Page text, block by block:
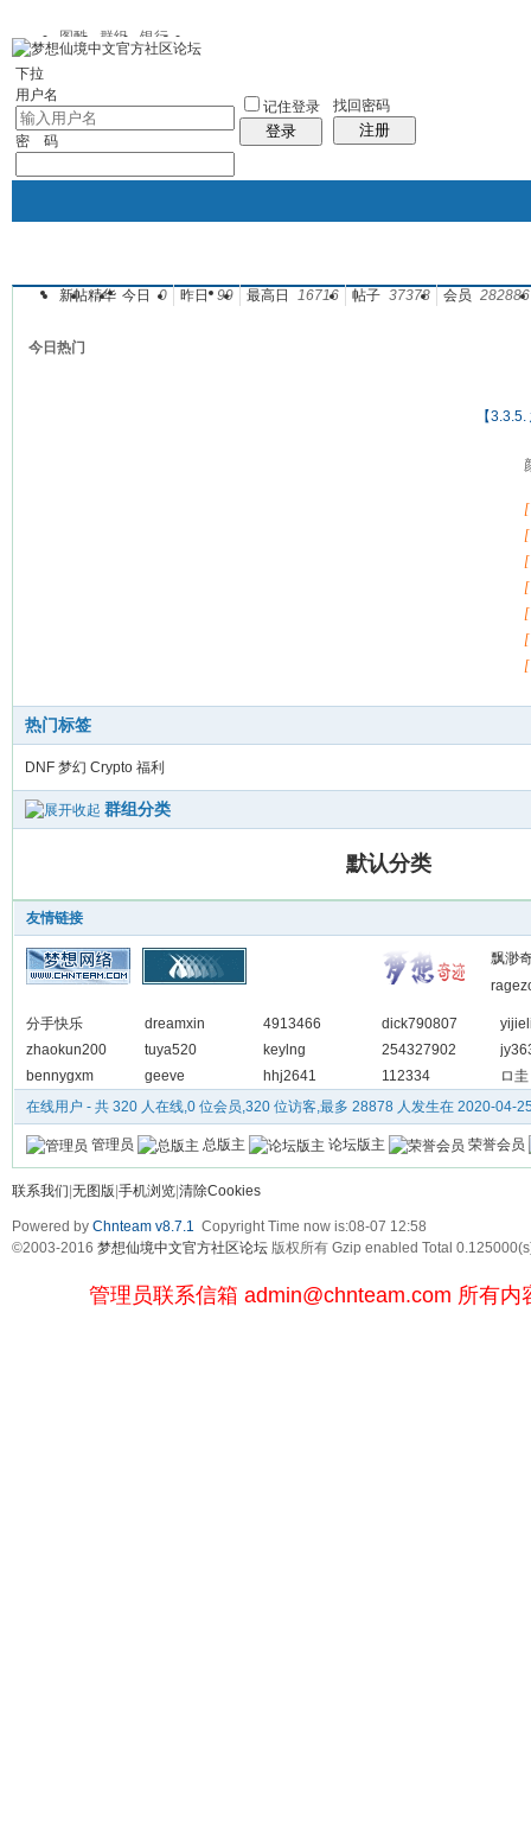
图酷 群组 银行
下拉
用户名
密 码
记住登录
登录
找回密码
注册
银行 群组聚合 我的空间
新帖精华 今日 0 昨日 99 最高日 16716 帖子 37378 会员 282886
今日热门
【
热门标签
DNF 梦幻 Crypto 福利
群组分类
默认分类
友情链接
飘渺
分手快乐 dreamxin 4913466 dick790807
zhaokun200
tuya520 keylng 254327902
bennygxm
geeve hhj2641 112334
ロ
在线用户 - 共 320 人在线,0 位会员,320 位访客,最多 28878 人发生在 2020-04-
管理员 总版主 论坛版主 荣誉会员
联系我们 无图版 手机浏览 清除Cookies
Powered by Chnteam v8.7.1 Copyright Time now is:08-07 12:58
©2003-2016 梦想仙境中文官方社区论坛 版权所有 Gzip enabled Total
管理员联系信箱 admin@chnteam.com 所有内